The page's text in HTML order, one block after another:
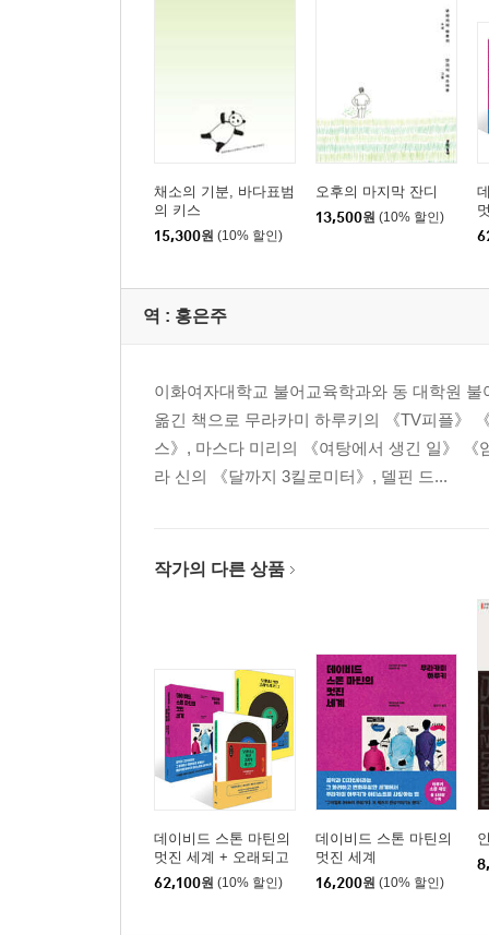
채소의 기분, 바다표범
의 키스
15,300원 (10% 할인)
오후의 마지막 잔디
13,500원 (10% 할인)
역 : 홍은주
이화여자대학교 불어교육학과와 동 대학원
옮긴 책으로 무라카미 하루키의 《TV피플》
스》, 마스다 미리의 《여탕에서 생긴 일》
라 신의 《달까지 3킬로미터》, 델핀 드...
작가의 다른 상품
데이비드 스톤 마틴의
멋진 세계 + 오래되고
멋진 클래식 레코드 1,2
세트
62,100원 (10% 할인)
데이비드 스톤 마틴의
멋진 세계
16,200원 (10% 할인)